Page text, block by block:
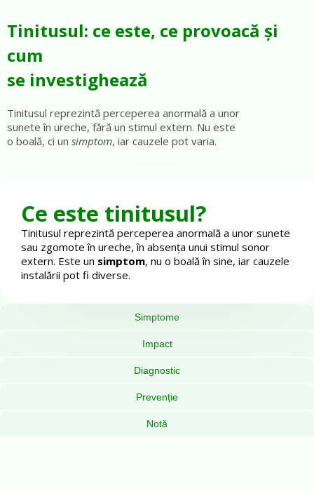
Tinitusul: ce este, ce provoacă și
cum
se investighează
Tinitusul reprezintă perceperea anormală a unor
sunete în ureche, fără un stimul extern. Nu este
o boală, ci un simptom, iar cauzele pot varia.
Simptome
Impact
Diagnostic
Prevenție
Notă
Ce este tinitusul?
Tinitusul reprezintă perceperea anormală a unor sunete
sau zgomote în ureche, în absența unui stimul sonor
extern. Este un simptom, nu o boală în sine, iar cauzele
instalării pot fi diverse.